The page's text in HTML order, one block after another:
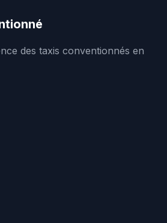
des taxis conventionnés en